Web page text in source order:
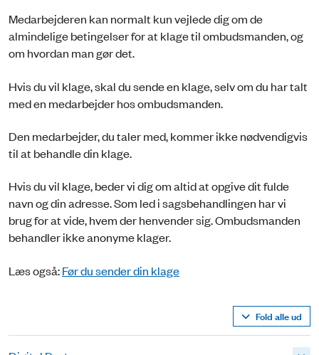
Medarbejderen kan normalt kun vejlede dig om de
almindelige betingelser for at klage til ombudsmanden, og
om hvordan man gør det.
Hvis du vil klage, skal du sende en klage, selv om du har talt
med en medarbejder hos ombudsmanden.
Den medarbejder, du taler med, kommer ikke nødvendigvis
til at behandle din klage.
Hvis du vil klage, beder vi dig om altid at opgive dit fulde
navn og din adresse. Som led i sagsbehandlingen har vi
brug for at vide, hvem der henvender sig. Ombudsmanden
behandler ikke anonyme klager.
Læs også:Før du sender din klage
Fold alle ud